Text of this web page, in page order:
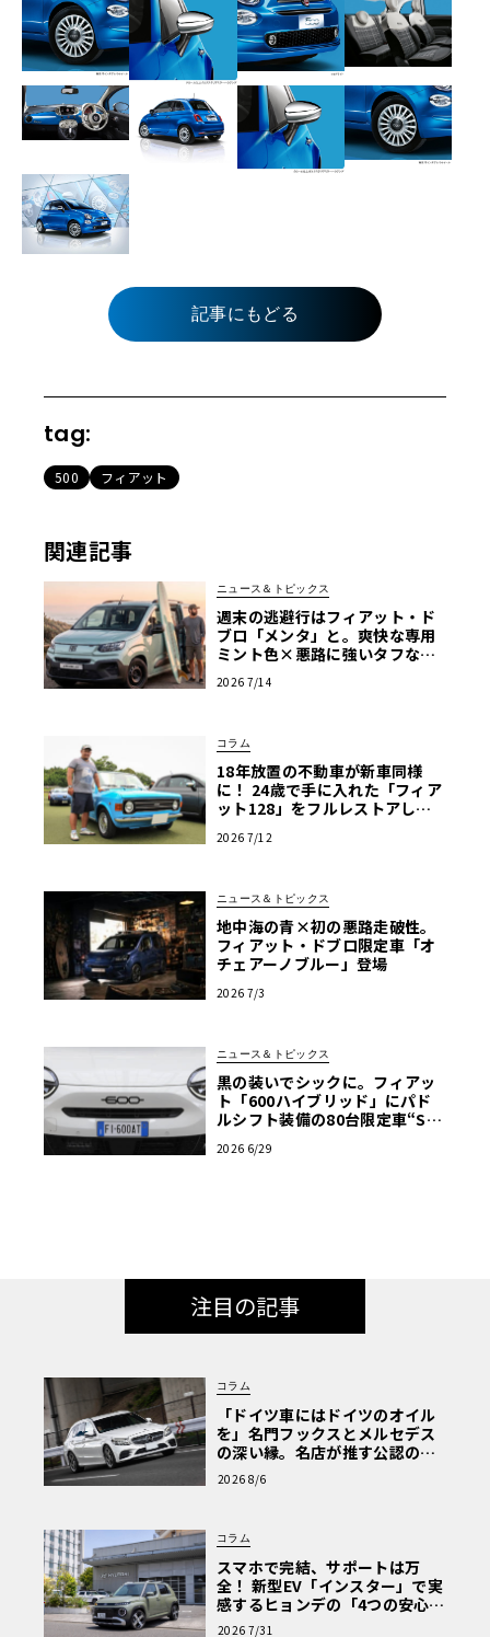
記事にもどる
tag:
500 フィアット
関連記事
ニュース＆トピックス
週末の逃避行はフィアット・ド
ブロ「メンタ」と。爽快な専用
ミント色×悪路に強いタフなMP
2026 7/14
コラム
18年放置の不動車が新車同様
に！ 24歳で手に入れた「フィア
ット128」をフルレストアした
2026 7/12
ニュース＆トピックス
地中海の青×初の悪路走破性。
フィアット・ドブロ限定車「オ
チェアーノブルー」登場
2026 7/3
ニュース＆トピックス
黒の装いでシックに。フィアッ
ト「600ハイブリッド」にパド
ルシフト装備の80台限定車“Sp
2026 6/29
注目の記事
コラム
「ドイツ車にはドイツのオイル
を」名門フックスとメルセデス
の深い縁。名店が推す公認の安
心と、Cクラスで味わうシルキー
な走り〈PR〉
2026 8/6
コラム
スマホで完結、サポートは万
全！ 新型EV「インスター」で実
感するヒョンデの「4つの安心」
【第1回・ヒョンデ6つの疑問：
2026 7/31